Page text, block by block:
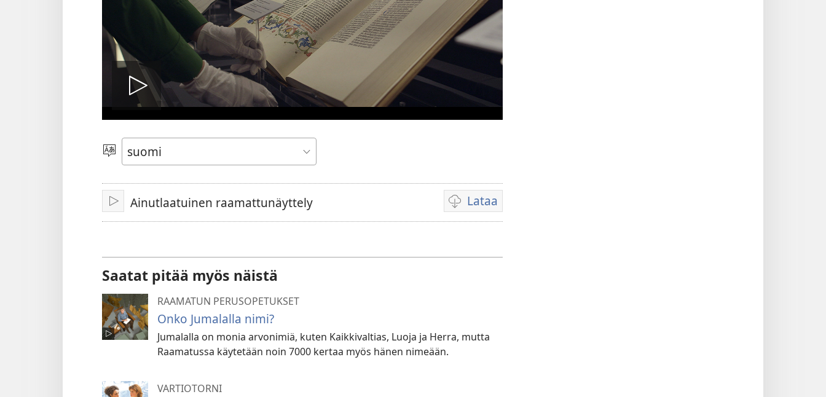
Toista
video
Valitse
kieli
ToistaAinutlaatuinen raamattunäyttely Lataa
Videoiden
latausvaihtoehdot
Saatat pitää myös näistä
RAAMATUN PERUSOPETUKSET
Onko Jumalalla nimi?
Jumalalla on monia arvonimiä, kuten Kaikkivaltias, Luoja ja Herra, mutta
Raamatussa käytetään noin 7000 kertaa myös hänen nimeään.
VARTIOTORNI